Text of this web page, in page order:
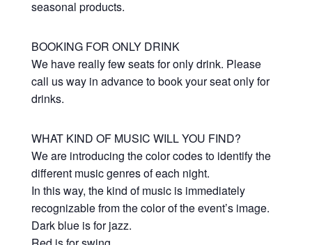
seasonal products.
BOOKING FOR ONLY DRINK
We have really few seats for only drink. Please
call us way in advance to book your seat only for
drinks.
WHAT KIND OF MUSIC WILL YOU FIND?
We are introducing the color codes to identify the
different music genres of each night.
In this way, the kind of music is immediately
recognizable from the color of the event’s image.
Dark blue is for jazz.